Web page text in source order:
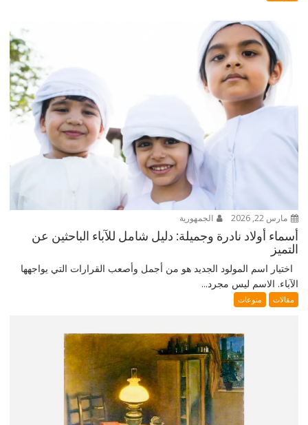
مارس 22, 2026 الجمهورية
أسماء أولاد نادرة وجميلة: دليل شامل للآباء الباحثين عن
التميز
اختيار اسم المولود الجديد هو من أجمل وأصعب القرارات التي يواجهها
الآباء. الاسم ليس مجرد...
مقالات منوعات